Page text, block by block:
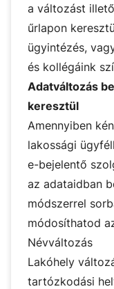
a változást
űrlapon
ügyintézés,
és kollégáink
Adatváltozás
keresztül
Amennyiben
lakossági
e-bejelentő
az adataidban
módszerrel
módosíthatod
Névváltozás
Lakóhely
tartózkodási